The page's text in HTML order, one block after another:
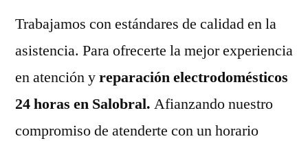
Trabajamos con estándares de calidad en la
asistencia. Para ofrecerte la mejor experiencia
en atención yreparación electrodomésticos
24 horas en Salobral. Afianzando nuestro
compromiso de atenderte con un horario